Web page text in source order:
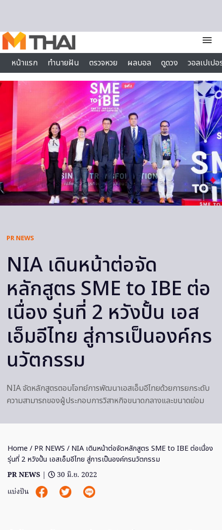
menu
หน้าแรก
ทำนายฝัน ตรวจหวย ผลบอล ดูดวง
วอลเปเป
ไลฟ์สไตล์
PR NEWS
NIA เดินหน้าต่อจัด
หลักสูตร SME to IBE ต่อ
เนื่อง รุ่นที่ 2 หวังปั้น เอส
เอ็มอีไทย สู่การเป็นองค์กร
นวัตกรรม
NIA จัดหลักสูตรตอบโจทย์การพัฒนาเอสเอ็มอีไทยด้วยการยกระดับ
ความสามารถของผู้ประกอบการวิสาหกิจขนาดกลางและขนาดย่อม
Home / PR NEWS / NIA เดินหน้าต่อจัดหลักสูตร SME to IBE ต่อเนื่อง
รุ่นที่ 2 หวังปั้น เอสเอ็มอีไทย สู่การเป็นองค์กรนวัตกรรม
PR NEWS |
30 มิ.ย. 2022
แบ่งปัน